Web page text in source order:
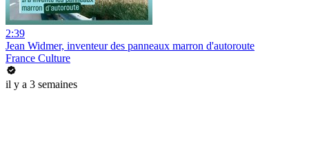
2:39
Jean Widmer, inventeur des panneaux marron d'autoroute
France Culture
il y a 3 semaines